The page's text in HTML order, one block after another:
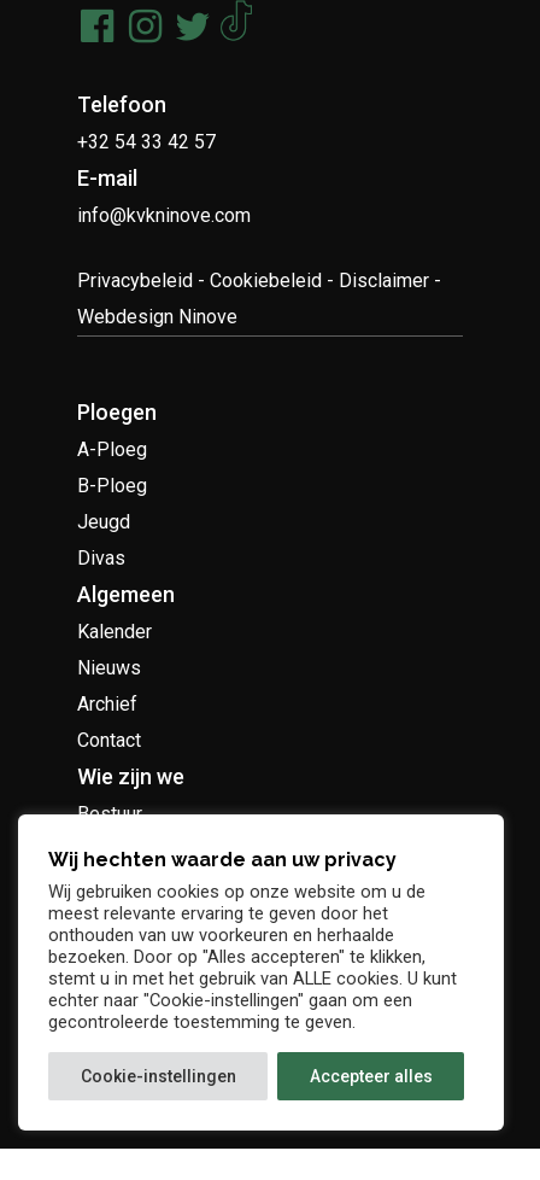
Telefoon
+32 54 33 42 57
E-mail
info@kvkninove.com
Privacybeleid -Cookiebeleid - Disclaimer -
Webdesign Ninove
Ploegen
A-Ploeg
B-Ploeg
Jeugd
Divas
Algemeen
Kalender
Nieuws
Archief
Contact
Wie zijn we
Bestuur
Geschiedenis
Supportersclub
Socio Business Club
Wij hechten waarde aan uw privacy
Wij gebruiken cookies op onze website om u de
meest relevante ervaring te geven door het
onthouden van uw voorkeuren en herhaalde
bezoeken. Door op "Alles accepteren" te klikken,
stemt u in met het gebruik van ALLE cookies. U kunt
echter naar "Cookie-instellingen" gaan om een
gecontroleerde toestemming te geven.
Cookie-instellingen Accepteer alles